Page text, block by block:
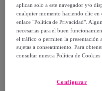
25,00 €
210,00 €
-88%
aplican solo a este navegador y/o
cualquier momento haciendo clic en
enlace "Política de Privacidad".
necesarias para el buen
el tráfico o permiten la presentación
sujetas a consentimiento. Para
consultar nuestra Política de Cookies
Configurar